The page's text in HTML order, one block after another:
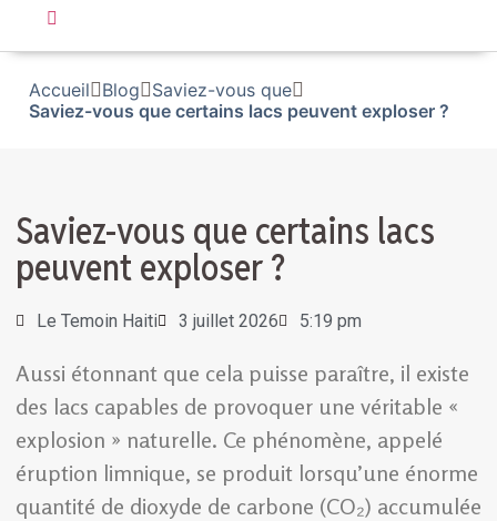
Accueil Blog
Saviez-vous que
Saviez-vous que certains lacs peuvent exploser ?
Saviez-vous que certains lacs
peuvent exploser ?
Le Temoin Haiti 3 juillet 2026 5:19 pm
Aussi étonnant que cela puisse paraître, il existe
des lacs capables de provoquer une véritable «
explosion » naturelle. Ce phénomène, appelé
éruption limnique, se produit lorsqu’une énorme
quantité de dioxyde de carbone (CO₂) accumulée